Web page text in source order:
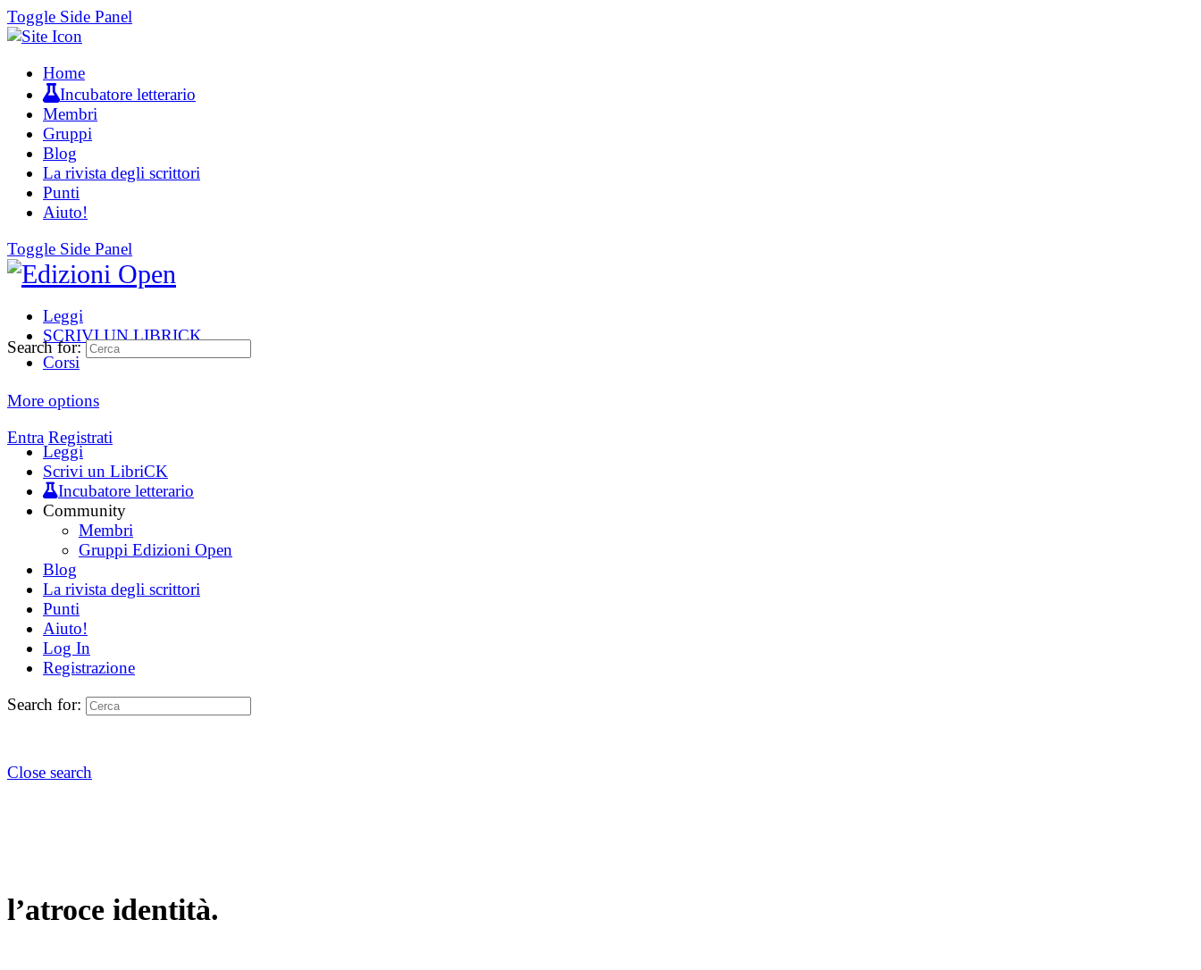
Toggle Side Panel
Home
Incubatore letterario
Membri
Gruppi
Blog
La rivista degli scrittori
Punti
Aiuto!
Toggle Side Panel
Leggi
SCRIVI UN LIBRICK
Corsi
More options
Entra Registrati
Search for:
Leggi
Scrivi un LibriCK
Incubatore letterario
Community
Membri
Gruppi Edizioni Open
Blog
La rivista degli scrittori
Punti
Aiuto!
Log In
Registrazione
Search for:
Close search
l’atroce identità.